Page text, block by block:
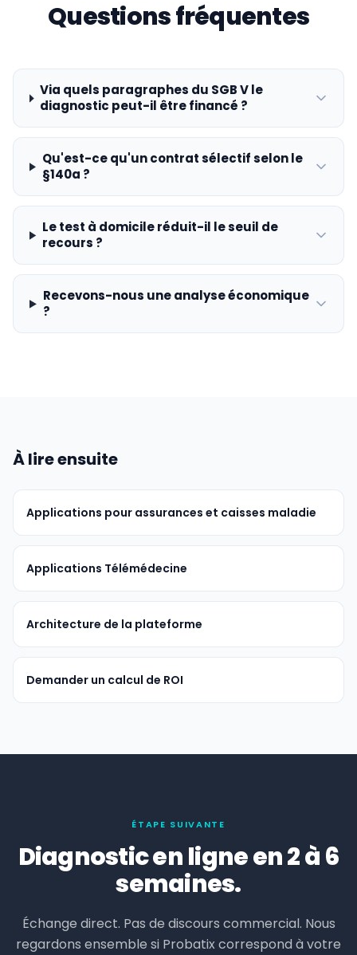
Questions fréquentes
Via quels paragraphes du SGB V le
diagnostic peut-il être financé ?
Qu'est-ce qu'un contrat sélectif selon le
§140a ?
Le test à domicile réduit-il le seuil de
recours ?
Recevons-nous une analyse économique
?
À lire ensuite
Applications pour assurances et caisses maladie
Applications Télémédecine
Architecture de la plateforme
Demander un calcul de ROI
ÉTAPE SUIVANTE
Diagnostic en ligne en 2 à 6
semaines.
Échange direct. Pas de discours commercial. Nous
regardons ensemble si Probatix correspond à votre